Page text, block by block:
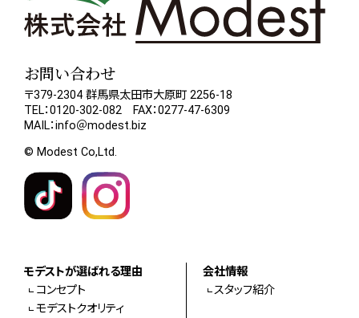
お問い合わせ
〒379-2304 群馬県太田市大原町 2256-18
TEL：0120-302-082 FAX：0277-47-6309
MAIL：info＠modest.biz
© Modest Co,Ltd.
モデストが選ばれる理由
コンセプト
モデストクオリティ
会社情報
スタッフ紹介